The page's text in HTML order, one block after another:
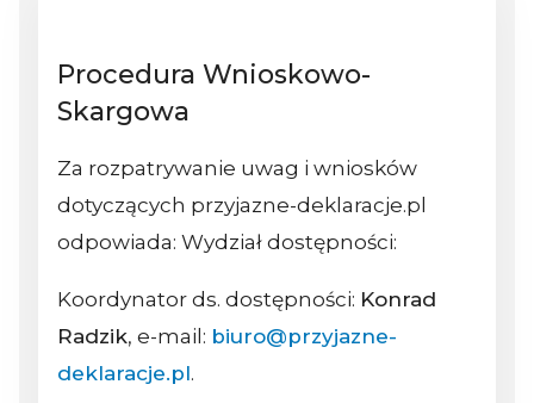
Procedura Wnioskowo-
Skargowa
Za rozpatrywanie uwag i wniosków
dotyczących przyjazne-deklaracje.pl
odpowiada: Wydział dostępności:
Koordynator ds. dostępności: Konrad
Radzik, e-mail: biuro@przyjazne-
deklaracje.pl.